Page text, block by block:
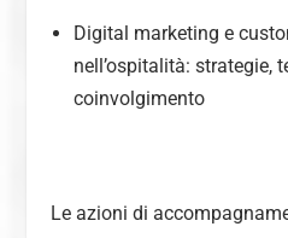
Digital marketing e
nell’ospitalità: strategie,
coinvolgimento
Le azioni di